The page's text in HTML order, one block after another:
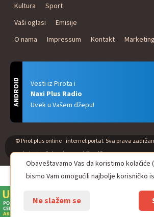
Kultura
Sport
Vaši oglasi
Emisije
O nama
Impressum Kontakt Marketing
Vesti iz Pirota i
Naxi Plus Radio
Uvek u Vašem džepu!
ANDROID
© Pirot plus online - internet portal. Sva prava
web design & developmentOne IT
Obaveštavamo Vas da koristimo kolačiće
bismo Vam omogućili najbolje korisničko
Ne slažem se